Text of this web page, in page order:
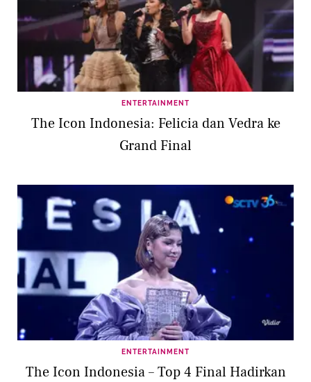
ENTERTAINMENT
The Icon Indonesia: Felicia dan Vedra ke
Grand Final
ENTERTAINMENT
The Icon Indonesia – Top 4 Final Hadirkan